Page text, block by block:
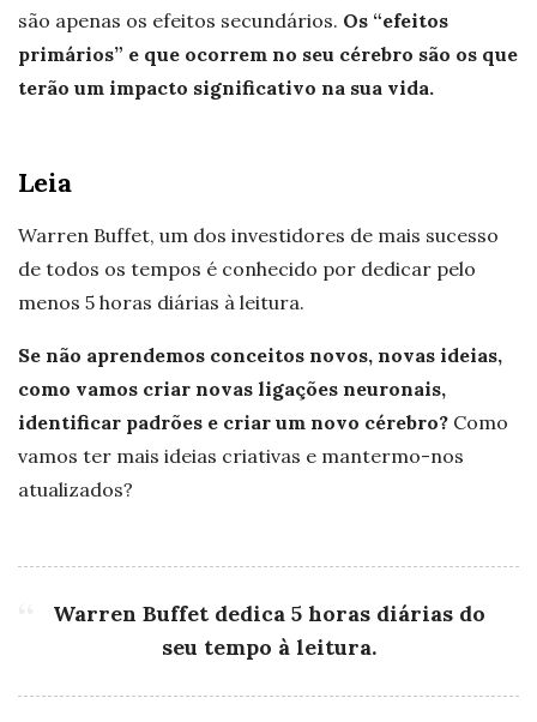
são apenas os efeitos secundários. Os “efeitos
primários” e que ocorrem no seu cérebro são os que
terão um impacto significativo na sua vida.
Leia
Warren Buffet, um dos investidores de mais sucesso
de todos os tempos é conhecido por dedicar pelo
menos 5 horas diárias à leitura.
Se não aprendemos conceitos novos, novas ideias,
como vamos criar novas ligações neuronais,
identificar padrões e criar um novo cérebro? Como
vamos ter mais ideias criativas e mantermo-nos
atualizados?
Warren Buffet dedica 5 horas diárias do
seu tempo à leitura.